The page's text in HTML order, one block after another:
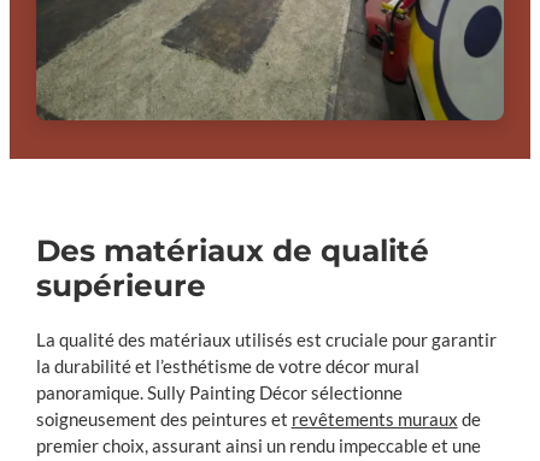
Des matériaux de qualité
supérieure
La qualité des matériaux utilisés est cruciale pour garantir
la durabilité et l’esthétisme de votre décor mural
panoramique. Sully Painting Décor sélectionne
soigneusement des peintures et revêtements muraux de
premier choix, assurant ainsi un rendu impeccable et une